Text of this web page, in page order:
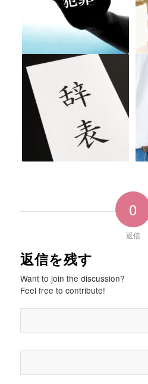
0
返信
返信を残す
Want to join the discussion?
Feel free to contribute!